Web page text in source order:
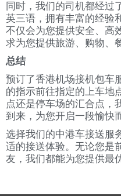
同时，我们的司机都经过
英三语，拥有丰富的经验
不仅会为您提供安全、高
求为您提供旅游、购物、
总结
预订了香港机场接机包车
的指示前往指定的上车地
点还是停车场的汇合点，
到来，为您开启一段愉快
选择我们的中港车接送服
适的接送体验。无论您是
友，我们都能为您提供最